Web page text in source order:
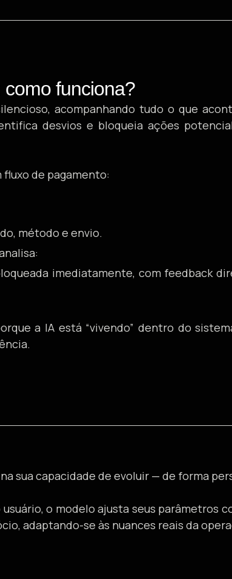
funciona?
acompanhando tudo o que
desvios e bloqueia ações
fluxo de pagamento:
método e envio.
imediatamente, com feedback
a IA está “vivendo” dentro do
sua capacidade de evoluir — de forma
o modelo ajusta seus parâmetros
adaptando-se às nuances reais da